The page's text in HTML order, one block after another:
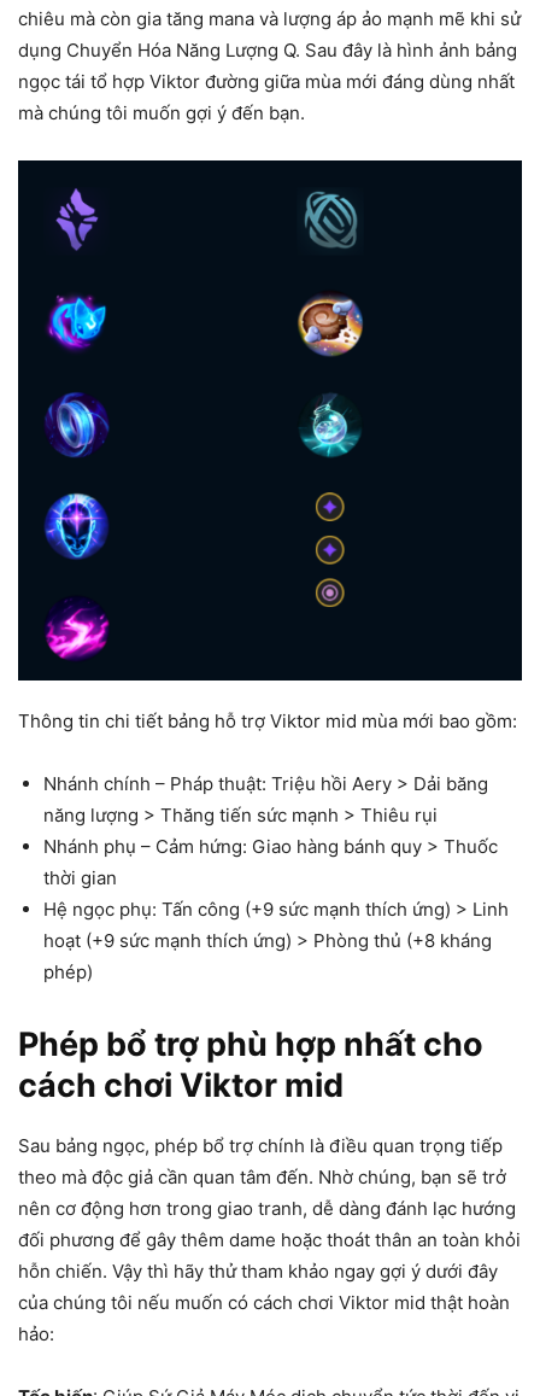
chiêu mà còn gia tăng mana và lượng áp ảo mạnh mẽ khi sử
dụng Chuyển Hóa Năng Lượng Q. Sau đây là hình ảnh bảng
ngọc tái tổ hợp Viktor đường giữa mùa mới đáng dùng nhất
mà chúng tôi muốn gợi ý đến bạn.
Thông tin chi tiết bảng hỗ trợ Viktor mid mùa mới bao gồm:
Nhánh chính – Pháp thuật: Triệu hồi Aery > Dải băng
năng lượng > Thăng tiến sức mạnh > Thiêu rụi
Nhánh phụ – Cảm hứng: Giao hàng bánh quy > Thuốc
thời gian
Hệ ngọc phụ: Tấn công (+9 sức mạnh thích ứng) > Linh
hoạt (+9 sức mạnh thích ứng) > Phòng thủ (+8 kháng
phép)
Phép bổ trợ phù hợp nhất cho
cách chơi Viktor mid
Sau bảng ngọc, phép bổ trợ chính là điều quan trọng tiếp
theo mà độc giả cần quan tâm đến. Nhờ chúng, bạn sẽ trở
nên cơ động hơn trong giao tranh, dễ dàng đánh lạc hướng
đối phương để gây thêm dame hoặc thoát thân an toàn khỏi
hỗn chiến. Vậy thì hãy thử tham khảo ngay gợi ý dưới đây
của chúng tôi nếu muốn có cách chơi Viktor mid thật hoàn
hảo: